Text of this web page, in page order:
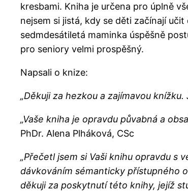
kresbami. Kniha je určena pro úplně
nejsem si jistá, kdy se děti začínají
sedmdesátiletá maminka úspěšně
pro seniory velmi prospěšný.
Napsali o knize:
„Děkuji za hezkou a zajímavou
„Vaše kniha je opravdu půvabná a
PhDr. Alena Plháková, CSc
„Přečetl jsem si Vaši knihu opravdu s
dávkováním sémanticky přístupného
děkuji za poskytnutí této knihy, jejíž